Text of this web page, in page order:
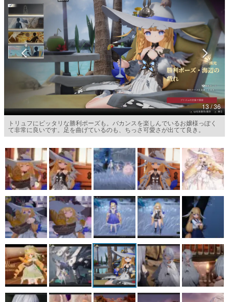
ゲームが変えた日本語
「経験値」「裏技」「ラスボス」… ゲームにまつわる言葉
の起源や用法の変遷を、コンピューター文化史研究家・タ
イニーP氏が徹底調査。
カテゴリ
特集記事
マンガ
女性向け
アプリレビュー
その他
電ファミニコゲーマーとは？
運営：株式会社マレ
13 / 36
トリュフにピッタリな勝利ポーズも。バカンスを楽しんでいるお嬢様っぽく
て非常に良いです。足を曲げているのも、ちっさ可愛さが出てて良き。